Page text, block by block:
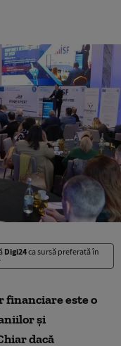
Digi24ca sursă preferată în
este o
și
dacă